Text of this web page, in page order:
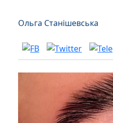
Ольга Станішевська